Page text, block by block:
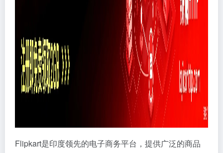
Flipkart是印度领先的电子商务平台，提供广泛的商品